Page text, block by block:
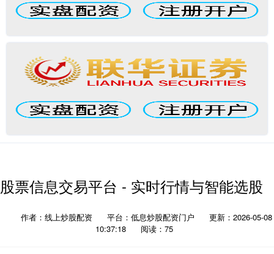
股票信息交易平台 - 实时行情与智能选股
作者：线上炒股配资 平台：低息炒股配资门户
更新：2026-05-08
10:37:18
阅读：75